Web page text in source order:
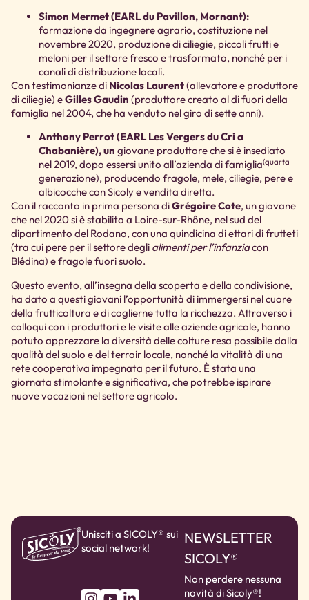
Simon Mermet (EARL du Pavillon, Mornant):
formazione da ingegnere agrario, costituzione nel
novembre 2020, produzione di ciliegie, piccoli frutti e
meloni per il settore fresco e trasformato, nonché per i
canali di distribuzione locali.
Con testimonianze di Nicolas Laurent(allevatore e produttore
di ciliegie) eGilles Gaudin (produttore creato al di fuori della
famiglia nel 2004, che ha venduto nel giro di sette anni).
Anthony Perrot (EARL Les Vergers du Cri a
Chabanière), un giovane produttore che si è insediato
nel 2019, dopo essersi unito all’azienda di famiglia(quarta
generazione), producendo fragole, mele, ciliegie, pere e
albicocche con Sicoly e vendita diretta.
Con il racconto in prima persona diGrégoire Cote, un giovane
che nel 2020 si è stabilito a Loire-sur-Rhône, nel sud del
dipartimento del Rodano, con una quindicina di ettari di frutteti
(tra cui pere per il settore degli alimenti per l’infanziacon
Blédina) e fragole fuori suolo.
Questo evento, all’insegna della scoperta e della condivisione,
ha dato a questi giovani l’opportunità di immergersi nel cuore
della frutticoltura e di coglierne tutta la ricchezza. Attraverso i
colloqui con i produttori e le visite alle aziende agricole, hanno
potuto apprezzare la diversità delle colture resa possibile dalla
qualità del suolo e del terroir locale, nonché la vitalità di una
rete cooperativa impegnata per il futuro. È stata una
giornata stimolante e significativa, che potrebbe ispirare
nuove vocazioni nel settore agricolo.
Unisciti a SICOLY® sui
social network!
NEWSLETTER
SICOLY®
Non perdere nessuna
novità di Sicoly®!